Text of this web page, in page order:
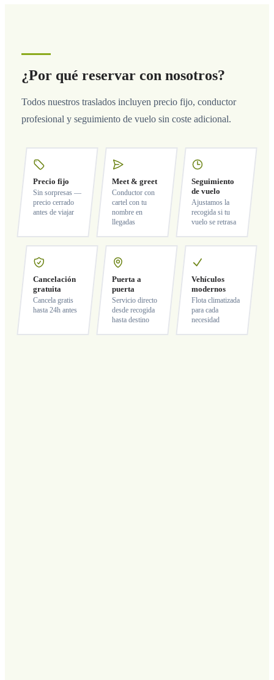
¿Por qué reservar con nosotros?
Todos nuestros traslados incluyen precio fijo, conductor
profesional y seguimiento de vuelo sin coste adicional.
Precio fijo
Sin sorpresas —
precio cerrado
antes de viajar
Meet & greet
Conductor con
cartel con tu
nombre en
llegadas
Seguimiento
de vuelo
Ajustamos la
recogida si tu
vuelo se retrasa
Cancelación
gratuita
Cancela gratis
hasta 24h antes
Puerta a
puerta
Servicio directo
desde recogida
hasta destino
Vehículos
modernos
Flota climatizada
para cada
necesidad